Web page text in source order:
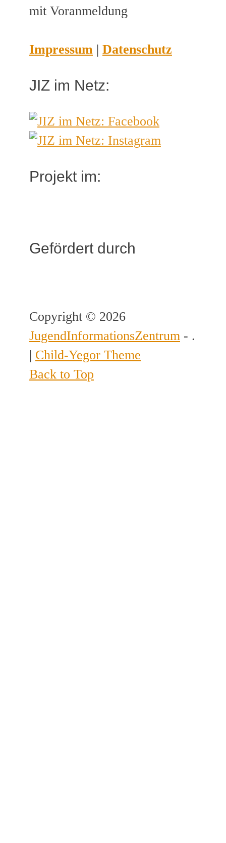
mit Voranmeldung
Impressum | Datenschutz
JIZ im Netz:
Projekt im:
Gefördert durch
Copyright © 2026
JugendInformationsZentrum - .
| Child-Yegor Theme
Back to Top